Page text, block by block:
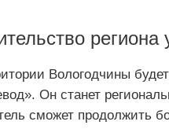
Вологодчины
Он станет
сможет продолжить